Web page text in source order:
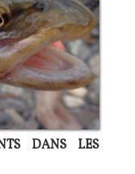
DANS LES